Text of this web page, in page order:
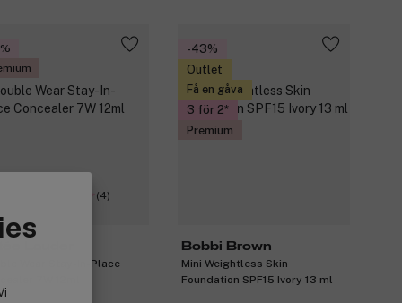
(4)
Wear Stay-In-Place
-43%
Outlet
Få en gåva
3 för 2
Premium
Bobbi Brown
Mini Weightless Skin
Foundation SPF15 Ivory 13 ml